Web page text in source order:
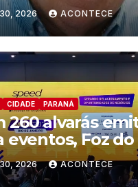
2026 ACONTECE
CIDADE PARANÁ
260 alvarás
eventos, Foz
captar mais
de Janeiro
2026 ACONTECE